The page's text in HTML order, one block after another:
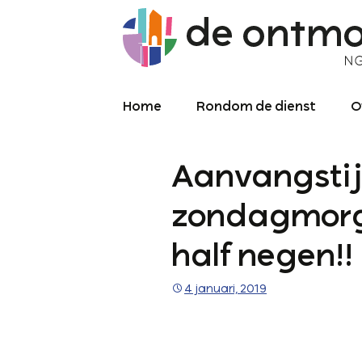
Home Rondom de dienst
Meekijken/luisteren
Over de kerkdienst
Archief liturgie
Diensten
half negen!!
4 januari, 2019